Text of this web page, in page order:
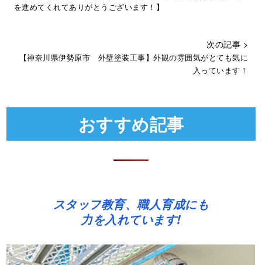
を進めてくれてありがとうございます！】
次の記事 >
【神奈川県伊勢原市 外壁塗装工事】外観の雰囲気がとても気に
入っています！
おすすめ記事
スタッフ教育、職人育成にも
力を入れています!